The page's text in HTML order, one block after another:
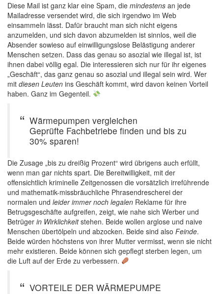
Diese Mail ist ganz klar eine Spam, die mindestens an jede
Mailadresse versendet wird, die sich irgendwo im Web
einsammeln lässt. Dafür braucht man sich nicht eigens
anzumelden, und sich davon abzumelden ist sinnlos, weil die
Absender sowieso auf einwilligungslose Belästigung anderer
Menschen setzen. Dass das genau so asozial wie illegal ist, ist
ihnen dabei völlig egal. Die interessieren sich nur für ihr eigenes
„Geschäft“, das ganz genau so asozial und illegal sein wird. Wer
mit diesen Leuten ins Geschäft kommt, wird davon keinen Vorteil
haben. Ganz im Gegenteil.
Wärmepumpen vergleichen
Geprüfte Fachbetriebe finden und bis zu
30% sparen!
Die Zusage „bis zu dreißig Prozent“ wird übrigens auch erfüllt,
wenn man gar nichts spart. Die Bereitwilligkeit, mit der
offensichtlich kriminelle Zeitgenossen die vorsätzlich irreführende
und mathematik-missbräuchliche Phrasendrescherei der
normalen und leider immer noch legalen Reklame für ihre
Betrugsgeschäfte aufgreifen, zeigt, wie nahe sich Werber und
Betrüger in Wirklichkeitstehen. Beide wollen arglose und naive
Menschen übertölpeln und abzocken. Beide sind also Feinde.
Beide würden höchstens von ihrer Mutter vermisst, wenn sie nicht
mehr existieren. Beide können sich gepflegt sterben legen, um
die Luft auf der Erde zu verbessern.
VORTEILE DER WÄRMEPUMPE